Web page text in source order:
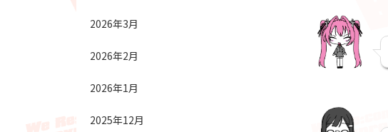
2026年3月
2026年2月
2026年1月
2025年12月